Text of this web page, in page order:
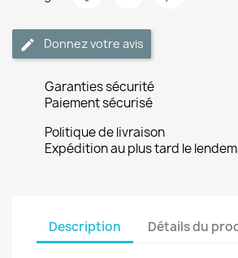
Donnez votre avis
Garanties sécurité
Paiement sécurisé
Politique de livraison
Expédition au plus tard le
Description Détails du